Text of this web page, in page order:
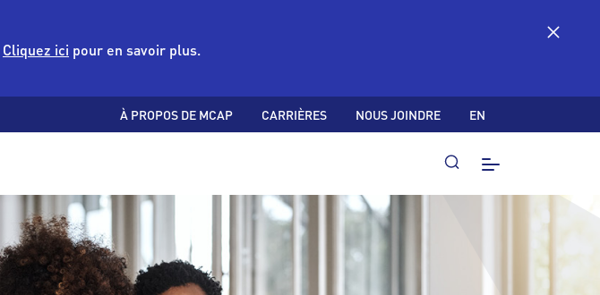
Cliquez ici pour en savoir plus.
À PROPOS DE MCAP CARRIÈRES NOUS JOINDRE EN